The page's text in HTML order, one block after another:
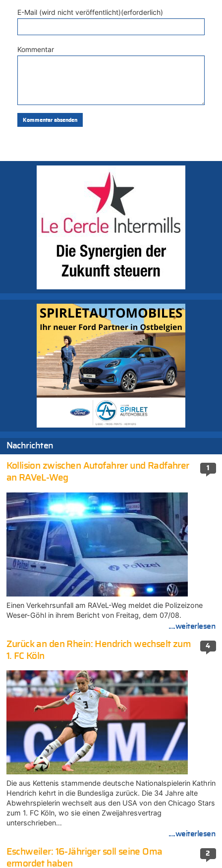
E-Mail (wird nicht veröffentlicht)(erforderlich)
Kommentar
Nachrichten
1
Kollision zwischen Autofahrer und Radfahrer
an RAVeL-Weg
Einen Verkehrsunfall am RAVeL-Weg meldet die Polizeizone
Weser-Göhl in ihrem Bericht von Freitag, dem 07/08.
....weiterlesen
4
Zurück an den Rhein: Hendrich wechselt zum
1. FC Köln
Die aus Kettenis stammende deutsche Nationalspielerin Kathrin
Hendrich kehrt in die Bundesliga zurück. Die 34 Jahre alte
Abwehrspielerin wechselt aus den USA von den Chicago Stars
zum 1. FC Köln, wo sie einen Zweijahresvertrag
unterschrieben…
....weiterlesen
2
Eschweiler: 16-Jähriger soll seine Oma
ermordet haben